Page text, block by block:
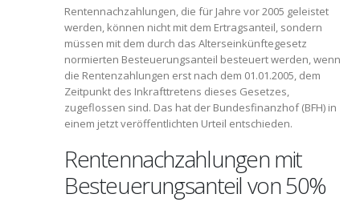
Rentennachzahlungen, die für Jahre vor 2005 geleistet
werden, können nicht mit dem Ertragsanteil, sondern
müssen mit dem durch das Alterseinkünftegesetz
normierten Besteuerungsanteil besteuert werden, wenn
die Rentenzahlungen erst nach dem 01.01.2005, dem
Zeitpunkt des Inkrafttretens dieses Gesetzes,
zugeflossen sind. Das hat der Bundesfinanzhof (BFH) in
einem jetzt veröffentlichten Urteil entschieden.
Rentennachzahlungen mit
Besteuerungsanteil von 50%